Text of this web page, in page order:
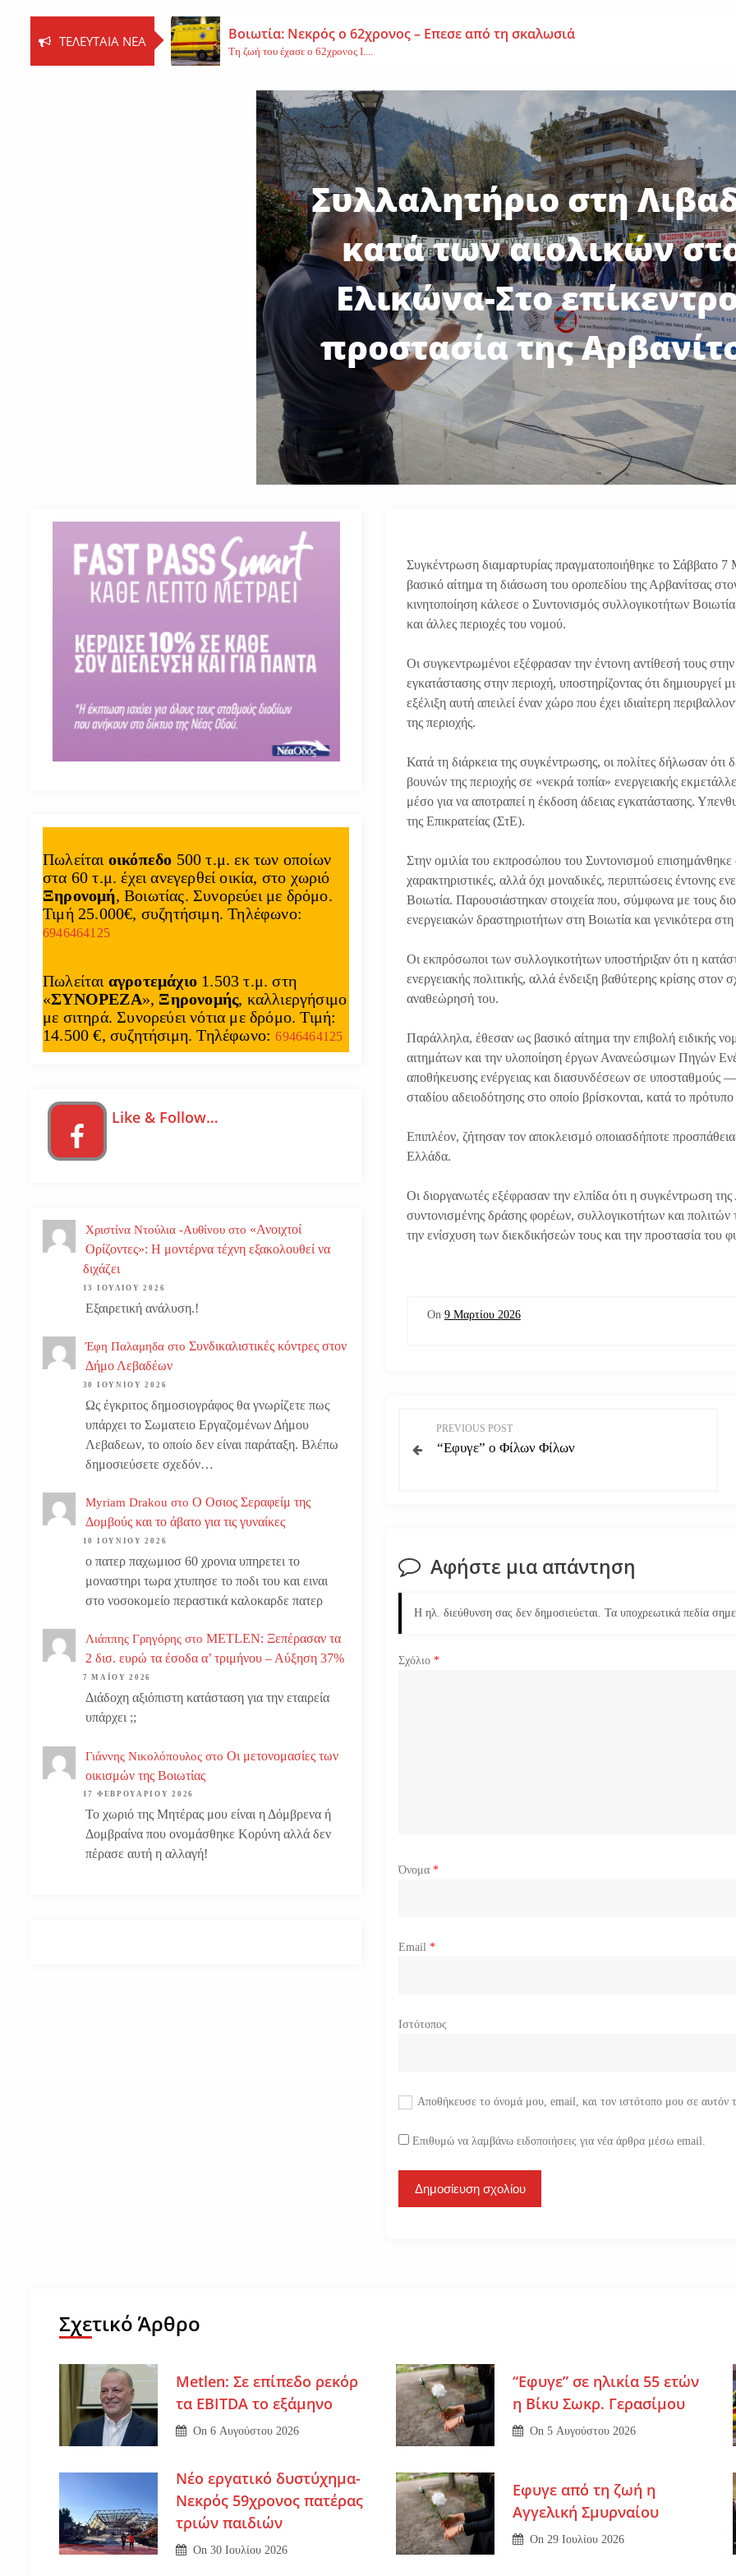
ΤΕΛΕΥΤΑΊΑ ΝΈΑ Βοιωτία: Νεκρός ο 62χρονος – Επεσε από τη σκαλωσιά
Τη ζωή του έχασε ο 62χρονος Ι....
Εφυγε από τη ζωή η μοναχή Ευπραξία (Κουκουλούδη)
Εκοιμήθη η μοναχή Ευπραξία (Κουκουλούδη), σε ηλικία...
Νέο εργατικό δυστύχημα-Νεκρός 59χρονος πατέρας τριών παιδιών
Τη ζωή του έχασε ένας 59χρονος εργάτης,...
Συλλαλητήριο στη
κατά των αιολικών
Ελικώνα-Στο
προστασία της
Συγκέντρωση διαμαρτυρίας πραγματοποιήθηκε το Σάββατο 7
βασικό αίτημα τη διάσωση του οροπεδίου της Αρβανίτσας
κινητοποίηση κάλεσε ο Συντονισμός συλλογικοτήτων
και άλλες περιοχές του νομού.
Οι συγκεντρωμένοι εξέφρασαν την έντονη αντίθεσή τους
εγκατάστασης στην περιοχή, υποστηρίζοντας ότι
εξέλιξη αυτή απειλεί έναν χώρο που έχει ιδιαίτερη
της περιοχής.
Κατά τη διάρκεια της συγκέντρωσης, οι πολίτες δήλωσαν
βουνών της περιοχής σε «νεκρά τοπία» ενεργειακής
μέσο για να αποτραπεί η έκδοση άδειας εγκατάστασης.
της Επικρατείας (ΣτΕ).
Στην ομιλία του εκπροσώπου του Συντονισμού επισημάνθηκε
χαρακτηριστικές, αλλά όχι μοναδικές, περιπτώσεις έντονης
Βοιωτία. Παρουσιάστηκαν στοιχεία που, σύμφωνα με τους
ενεργειακών δραστηριοτήτων στη Βοιωτία και γενικότερα
Οι εκπρόσωποι των συλλογικοτήτων υποστήριξαν ότι η
ενεργειακής πολιτικής, αλλά ένδειξη βαθύτερης κρίσης στον
αναθεώρησή του.
Παράλληλα, έθεσαν ως βασικό αίτημα την επιβολή ειδικής
αιτημάτων και την υλοποίηση έργων Ανανεώσιμων Πηγών
αποθήκευσης ενέργειας και διασυνδέσεων σε υποσταθμούς
σταδίου αδειοδότησης στο οποίο βρίσκονται, κατά το
Επιπλέον, ζήτησαν τον αποκλεισμό οποιασδήποτε
Ελλάδα.
Οι διοργανωτές εξέφρασαν την ελπίδα ότι η συγκέντρωση
συντονισμένης δράσης φορέων, συλλογικοτήτων και
την ενίσχυση των διεκδικήσεών τους και την προστασία του
On 9 Μαρτίου 2026
λ
γ
η
σ
ω
PREVIOUS POST
“Εφυγε” ο Φίλων Φίλων
Αφήστε μια απάντηση
Η ηλ. διεύθυνση σας δεν δημοσιεύεται. Τα υποχρεωτικά πεδία
Σχόλιο*
Όνομα*
Email*
Ιστότοπος
Αποθήκευσε το όνομά μου, email, και τον ιστότοπο μου σε αυτόν
Επιθυμώ να λαμβάνω ειδοποιήσεις για νέα άρθρα μέσω email.
Πωλείται οικόπεδο 500 τ.μ. εκ των οποίων
στα 60 τ.μ. έχει ανεγερθεί οικία, στο χωριό
Ξηρονομή, Βοιωτίας. Συνορεύει με δρόμο.
Τιμή 25.000€, συζητήσιμη. Τηλέφωνο:
6946464125
Πωλείται αγροτεμάχιο 1.503 τ.μ. στη
«ΣΥΝΟΡΕΖΑ», Ξηρονομής, καλλιεργήσιμο
με σιτηρά. Συνορεύει νότια με δρόμο. Τιμή:
14.500 €, συζητήσιμη. Τηλέφωνο:6946464125
Like & Follow…
Χριστίνα Ντούλια -Αυθίνου στο «Ανοιχτοί
Ορίζοντες»: Η μοντέρνα τέχνη εξακολουθεί να
διχάζει
13 ΙΟΥΛΊΟΥ 2026
Εξαιρετική ανάλυση.!
Έφη Παλαμηδα στο Συνδικαλιστικές κόντρες στον
Δήμο Λεβαδέων
30 ΙΟΥΝΊΟΥ 2026
Ως έγκριτος δημοσιογράφος θα γνωρίζετε πως
υπάρχει το Σωματειο Εργαζομένων Δήμου
Λεβαδεων, το οποίο δεν είναι παράταξη. Βλέπω
δημοσιεύσετε σχεδόν…
Myriam Drakou στο Ο Οσιος Σεραφείμ της
Δομβούς και το άβατο για τις γυναίκες
10 ΙΟΥΝΊΟΥ 2026
ο πατερ παχωμιοσ 60 χρονια υπηρετει το
μοναστηρι τωρα χτυπησε το ποδι του και ειναι
στο νοσοκομείο περαστικά καλοκαρδε πατερ
Λιάππης Γρηγόρης στο METLEN: Ξεπέρασαν τα
2 δισ. ευρώ τα έσοδα α’ τριμήνου – Αύξηση 37%
7 ΜΑΪ́ΟΥ 2026
Διάδοχη αξιόπιστη κατάσταση για την εταιρεία
υπάρχει ;;
Γιάννης Νικολόπουλος στο Οι μετονομασίες των
οικισμών της Βοιωτίας
17 ΦΕΒΡΟΥΑΡΊΟΥ 2026
Το χωριό της Μητέρας μου είναι η Δόμβρενα ή
Δομβραίνα που ονομάσθηκε Κορύνη αλλά δεν
πέρασε αυτή η αλλαγή!
Σχετικό Άρθρο
Metlen: Σε επίπεδο ρεκόρ
τα EBITDA το εξάμηνο
On6 Αυγούστου 2026
“Εφυγε” σε ηλικία 55 ετών
η Βίκυ Σωκρ. Γερασίμου
On5 Αυγούστου 2026
Νέο εργατικό δυστύχημα-
Νεκρός 59χρονος πατέρας
τριών παιδιών
On30 Ιουλίου 2026
Εφυγε από τη ζωή η
Αγγελική Σμυρναίου
On 29 Ιουλίου 2026